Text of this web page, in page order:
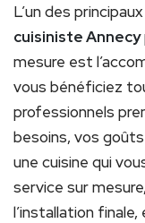
L’un des
cuisiniste Annecy
mesure est
vous bénéficiez
professionnels
besoins, vos
une cuisine qui
service sur
l’installation